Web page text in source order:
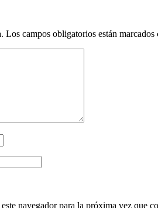
Los campos obligatorios están marcados
navegador para la próxima vez que